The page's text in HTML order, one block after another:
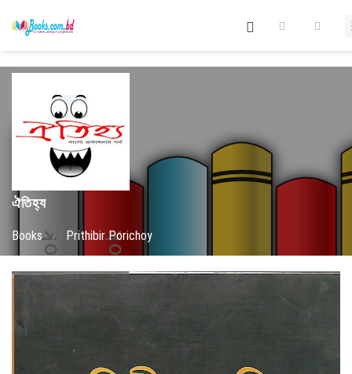
ঐতিহ্য
Books / Prithibir Porichoy